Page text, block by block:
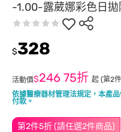
-1.00-露葳娜彩色日
依據醫療器材管理法規定，本產
付款。
第2件5折 (請任選2件商品)
$328
活動價$246 75折 起 (第2